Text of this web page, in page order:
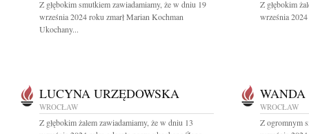
Z głębokim smutkiem zawiadamiamy, że w dniu 19
września 2024 roku zmarł Marian Kochman
Ukochany...
Z głębokim
września
LUCYNA URZĘDOWSKA
WROCŁAW
Z głębokim żalem zawiadamiamy, że w dniu 13
WANDA
WROCŁAW
Z ogromnym